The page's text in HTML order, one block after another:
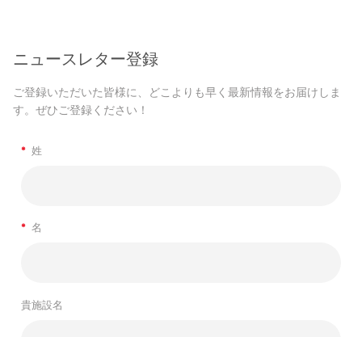
ニュースレター登録
ご登録いただいた皆様に、どこよりも早く最新情報をお届けしま
す。ぜひご登録ください！
* 姓
* 名
貴施設名